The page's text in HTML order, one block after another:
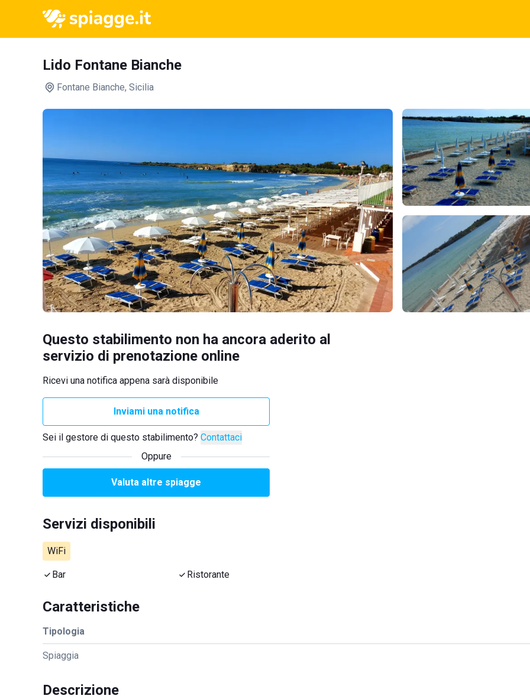
Lido Fontane Bianche
Fontane Bianche, Sicilia
Questo stabilimento non ha ancora aderito al
servizio di prenotazione online
Ricevi una notifica appena sarà disponibile
Inviami una notifica
Sei il gestore di questo stabilimento? Contattaci
Oppure
Valuta altre spiagge
Servizi disponibili
WiFi
Bar Ristorante
Caratteristiche
Tipologia
Spiaggia
Descrizione